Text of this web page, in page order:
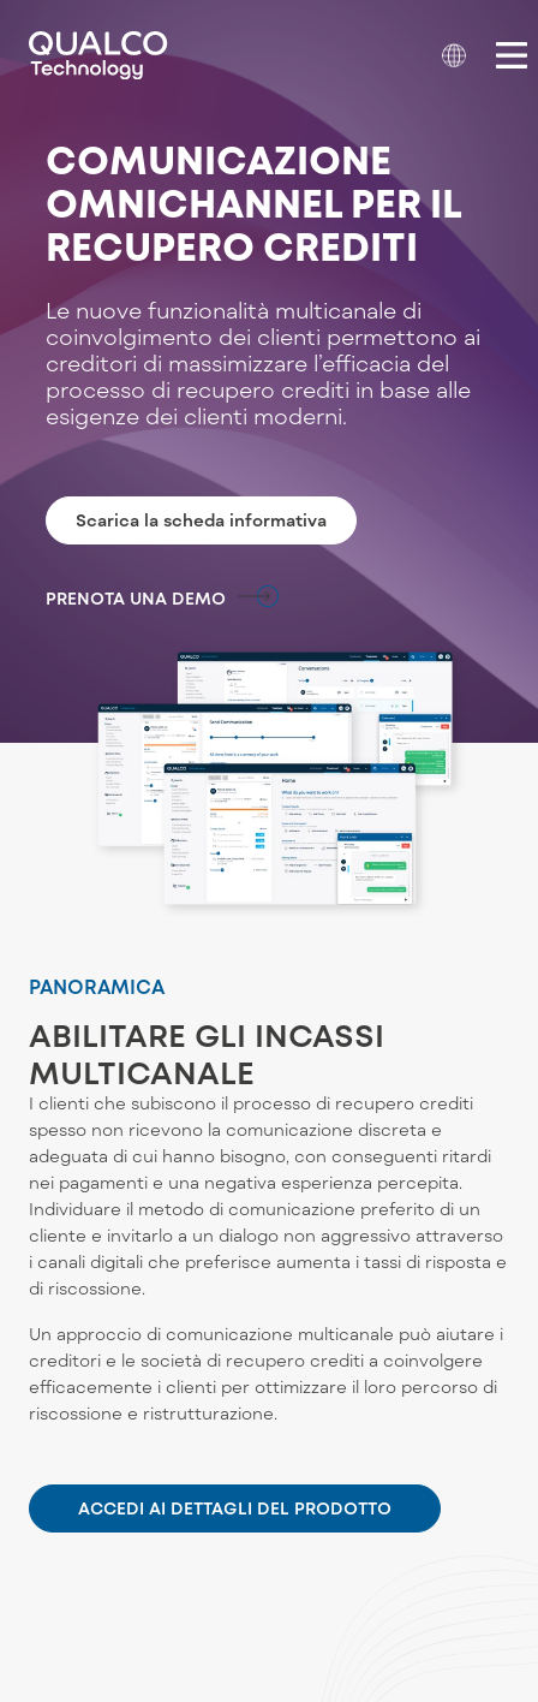
COMUNICAZIONE
OMNICHANNEL PER IL
RECUPERO CREDITI
Le nuove funzionalità multicanale di
coinvolgimento dei clienti permettono ai
creditori di massimizzare l’efficacia del
processo di recupero crediti in base alle
esigenze dei clienti moderni.
Scarica la scheda informativa
PRENOTA UNA DEMO
PANORAMICA
ABILITARE GLI INCASSI
MULTICANALE
I clienti che subiscono il processo di recupero crediti
spesso non ricevono la comunicazione discreta e
adeguata di cui hanno bisogno, con conseguenti ritardi
nei pagamenti e una negativa esperienza percepita.
Individuare il metodo di comunicazione preferito di un
cliente e invitarlo a un dialogo non aggressivo attraverso
i canali digitali che preferisce aumenta i tassi di risposta e
di riscossione.
Un approccio di comunicazione multicanale può aiutare i
creditori e le società di recupero crediti a coinvolgere
efficacemente i clienti per ottimizzare il loro percorso di
riscossione e ristrutturazione.
ACCEDI AI DETTAGLI DEL PRODOTTO